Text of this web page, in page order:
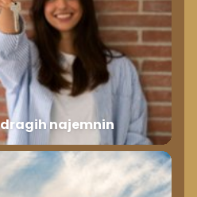
najemnin